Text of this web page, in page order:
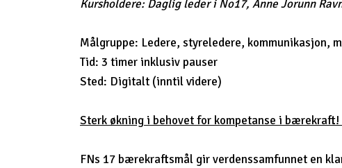
Kursholdere: Daglig leder i No17, Anne Jorunn
Målgruppe: Ledere, styreledere, kommunikasjon,
Tid: 3 timer inklusiv pauser
Sted: Digitalt (inntil videre)
Sterk økning i behovet for kompetanse i bærekraft!
FNs 17 bærekraftsmål gir verdenssamfunnet en